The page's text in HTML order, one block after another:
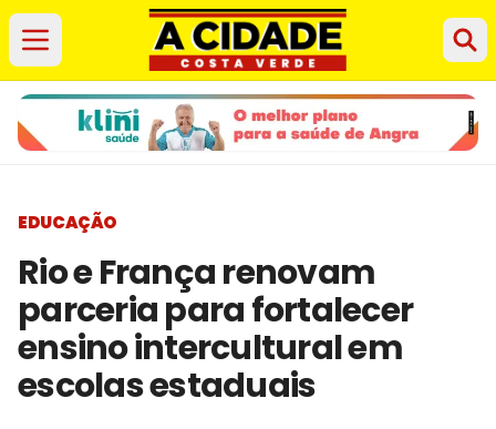
EDUCAÇÃO
Rio e França renovam
parceria para fortalecer
ensino intercultural em
escolas estaduais